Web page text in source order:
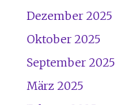
Dezember 2025
Oktober 2025
September 2025
März 2025